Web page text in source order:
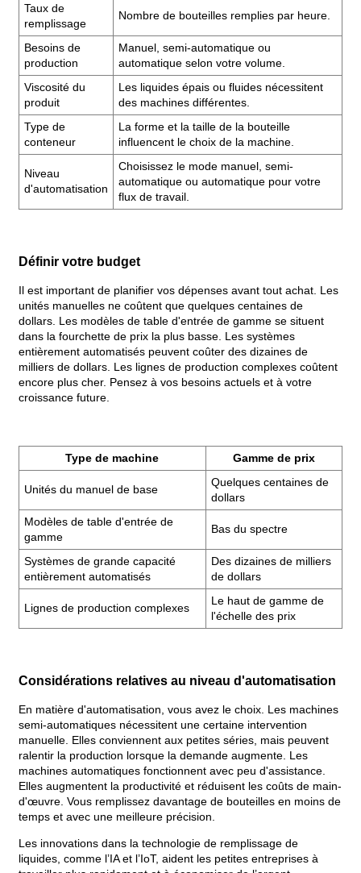
Taux de
remplissage
Nombre de bouteilles remplies par heure.
Besoins de
production
Manuel, semi-automatique ou
automatique selon votre volume.
Viscosité du
produit
Les liquides épais ou fluides nécessitent
des machines différentes.
Type de
conteneur
La forme et la taille de la bouteille
influencent le choix de la machine.
Niveau
d'automatisation
Choisissez le mode manuel, semi-
automatique ou automatique pour votre
flux de travail.
Définir votre budget
Il est important de planifier vos dépenses avant tout achat. Les
unités manuelles ne coûtent que quelques centaines de
dollars. Les modèles de table d'entrée de gamme se situent
dans la fourchette de prix la plus basse. Les systèmes
entièrement automatisés peuvent coûter des dizaines de
milliers de dollars. Les lignes de production complexes coûtent
encore plus cher. Pensez à vos besoins actuels et à votre
croissance future.
Type de machine Gamme de prix
Unités du manuel de base
Quelques centaines de
dollars
Modèles de table d'entrée de
gamme
Bas du spectre
Systèmes de grande capacité
entièrement automatisés
Des dizaines de milliers
de dollars
Lignes de production complexes
Le haut de gamme de
l'échelle des prix
Considérations relatives au niveau d'automatisation
En matière d'automatisation, vous avez le choix. Les machines
semi-automatiques nécessitent une certaine intervention
manuelle. Elles conviennent aux petites séries, mais peuvent
ralentir la production lorsque la demande augmente. Les
machines automatiques fonctionnent avec peu d'assistance.
Elles augmentent la productivité et réduisent les coûts de main-
d'œuvre. Vous remplissez davantage de bouteilles en moins de
temps et avec une meilleure précision.
Les innovations dans la technologie de remplissage de
liquides, comme l’IA et l’IoT, aident les petites entreprises à